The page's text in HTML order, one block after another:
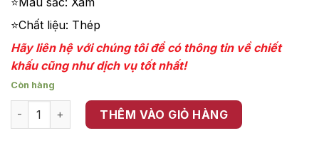
⭐Chất liệu: Thép
Hãy liên hệ với chúng tôi để có thông tin về chiết
khấu cũng như dịch vụ tốt nhất!
Còn hàng
Cánh tay nâng Blum 560-710mm Hafele 20F3500 số lượng
THÊM VÀO GIỎ HÀNG